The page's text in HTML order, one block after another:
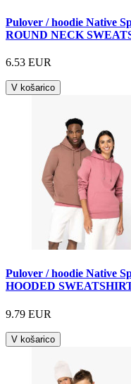
Pulover / hoodie Native
ROUND NECK
6.53 EUR
V košarico
Pulover / hoodie Native
HOODED
9.79 EUR
V košarico